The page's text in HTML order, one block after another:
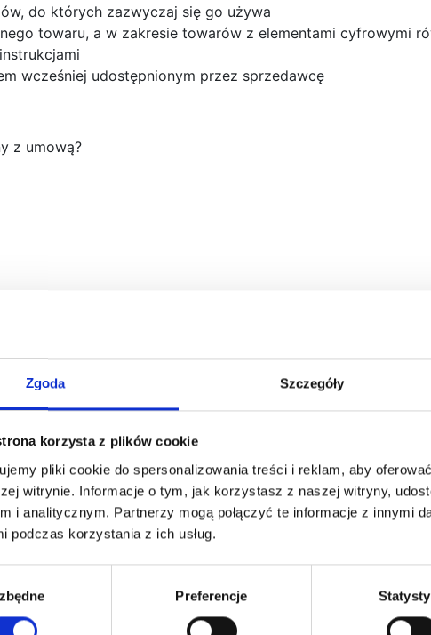
Zgoda Szczegóły
korzysta z plików cookie
pliki cookie do spersonalizowania treści i reklam, aby
witrynie. Informacje o tym, jak korzystasz z naszej witryny,
i analitycznym. Partnerzy mogą połączyć te informacje z innymi
podczas korzystania z ich usług.
Preferencje
do których zazwyczaj się go używa
towaru, a w zakresie towarów z elementami cyfrowymi
wcześniej udostępnionym przez sprzedawcę
z umową?
naprawy, wymiany, obniżenia ceny lub zwrotu pieniędzy.
umową.
nie posiada już wymienianego produktu) albo gdy
oświadczenie o obniżeniu ceny towaru albo odstąpieniu od
do naprawy lub wymiany towaru w rozsądnym czasie od
konsumenta.